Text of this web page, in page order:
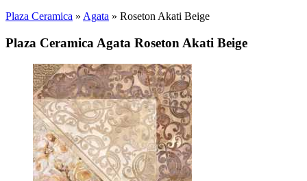
Plaza Ceramica » Agata » Roseton Akati Beige
Plaza Ceramica Agata Roseton Akati Beige